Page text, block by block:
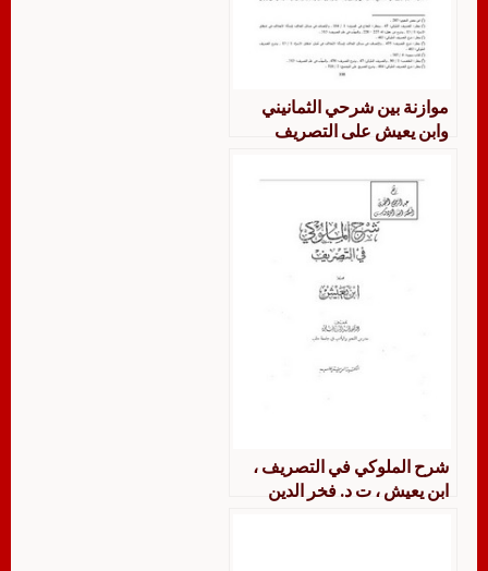
موازنة بين شرحي الثمانيني
وابن يعيش على التصريف
وقوانين ينتفع بها في التصريف
شرح الملوكي في التصريف ،
ابن يعيش ، ت د. فخر الدين